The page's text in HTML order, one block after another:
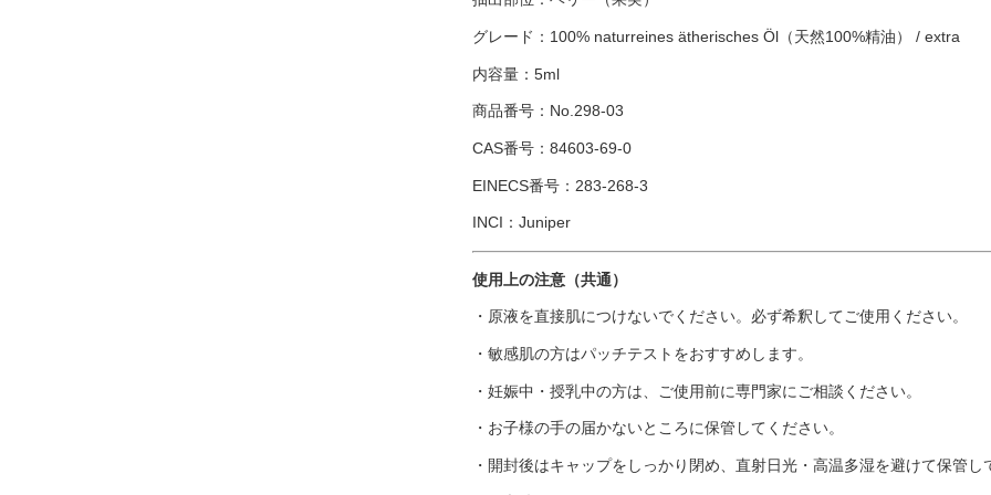
グレード：100% naturreines ätherisches Öl（天然100%精油） / extra
内容量：5ml
商品番号：No.298-03
CAS番号：84603-69-0
EINECS番号：283-268-3
INCI：Juniper
使用上の注意（共通）
・原液を直接肌につけないでください。必ず希釈してご使用ください。
・敏感肌の方はパッチテストをおすすめします。
・妊娠中・授乳中の方は、ご使用前に専門家にご相談ください。
・お子様の手の届かないところに保管してください。
・開封後はキャップをしっかり閉め、直射日光・高温多湿を避けて保管し